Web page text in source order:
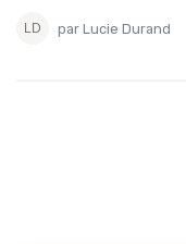
par Lucie Durand